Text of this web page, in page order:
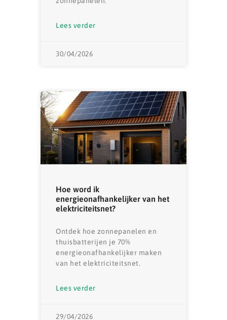
Lees verder
30/04/2026
Hoe word ik
energieonafhankelijker van het
elektriciteitsnet?
Ontdek hoe zonnepanelen en
thuisbatterijen je 70%
energieonafhankelijker maken
van het elektriciteitsnet.
Lees verder
29/04/2026